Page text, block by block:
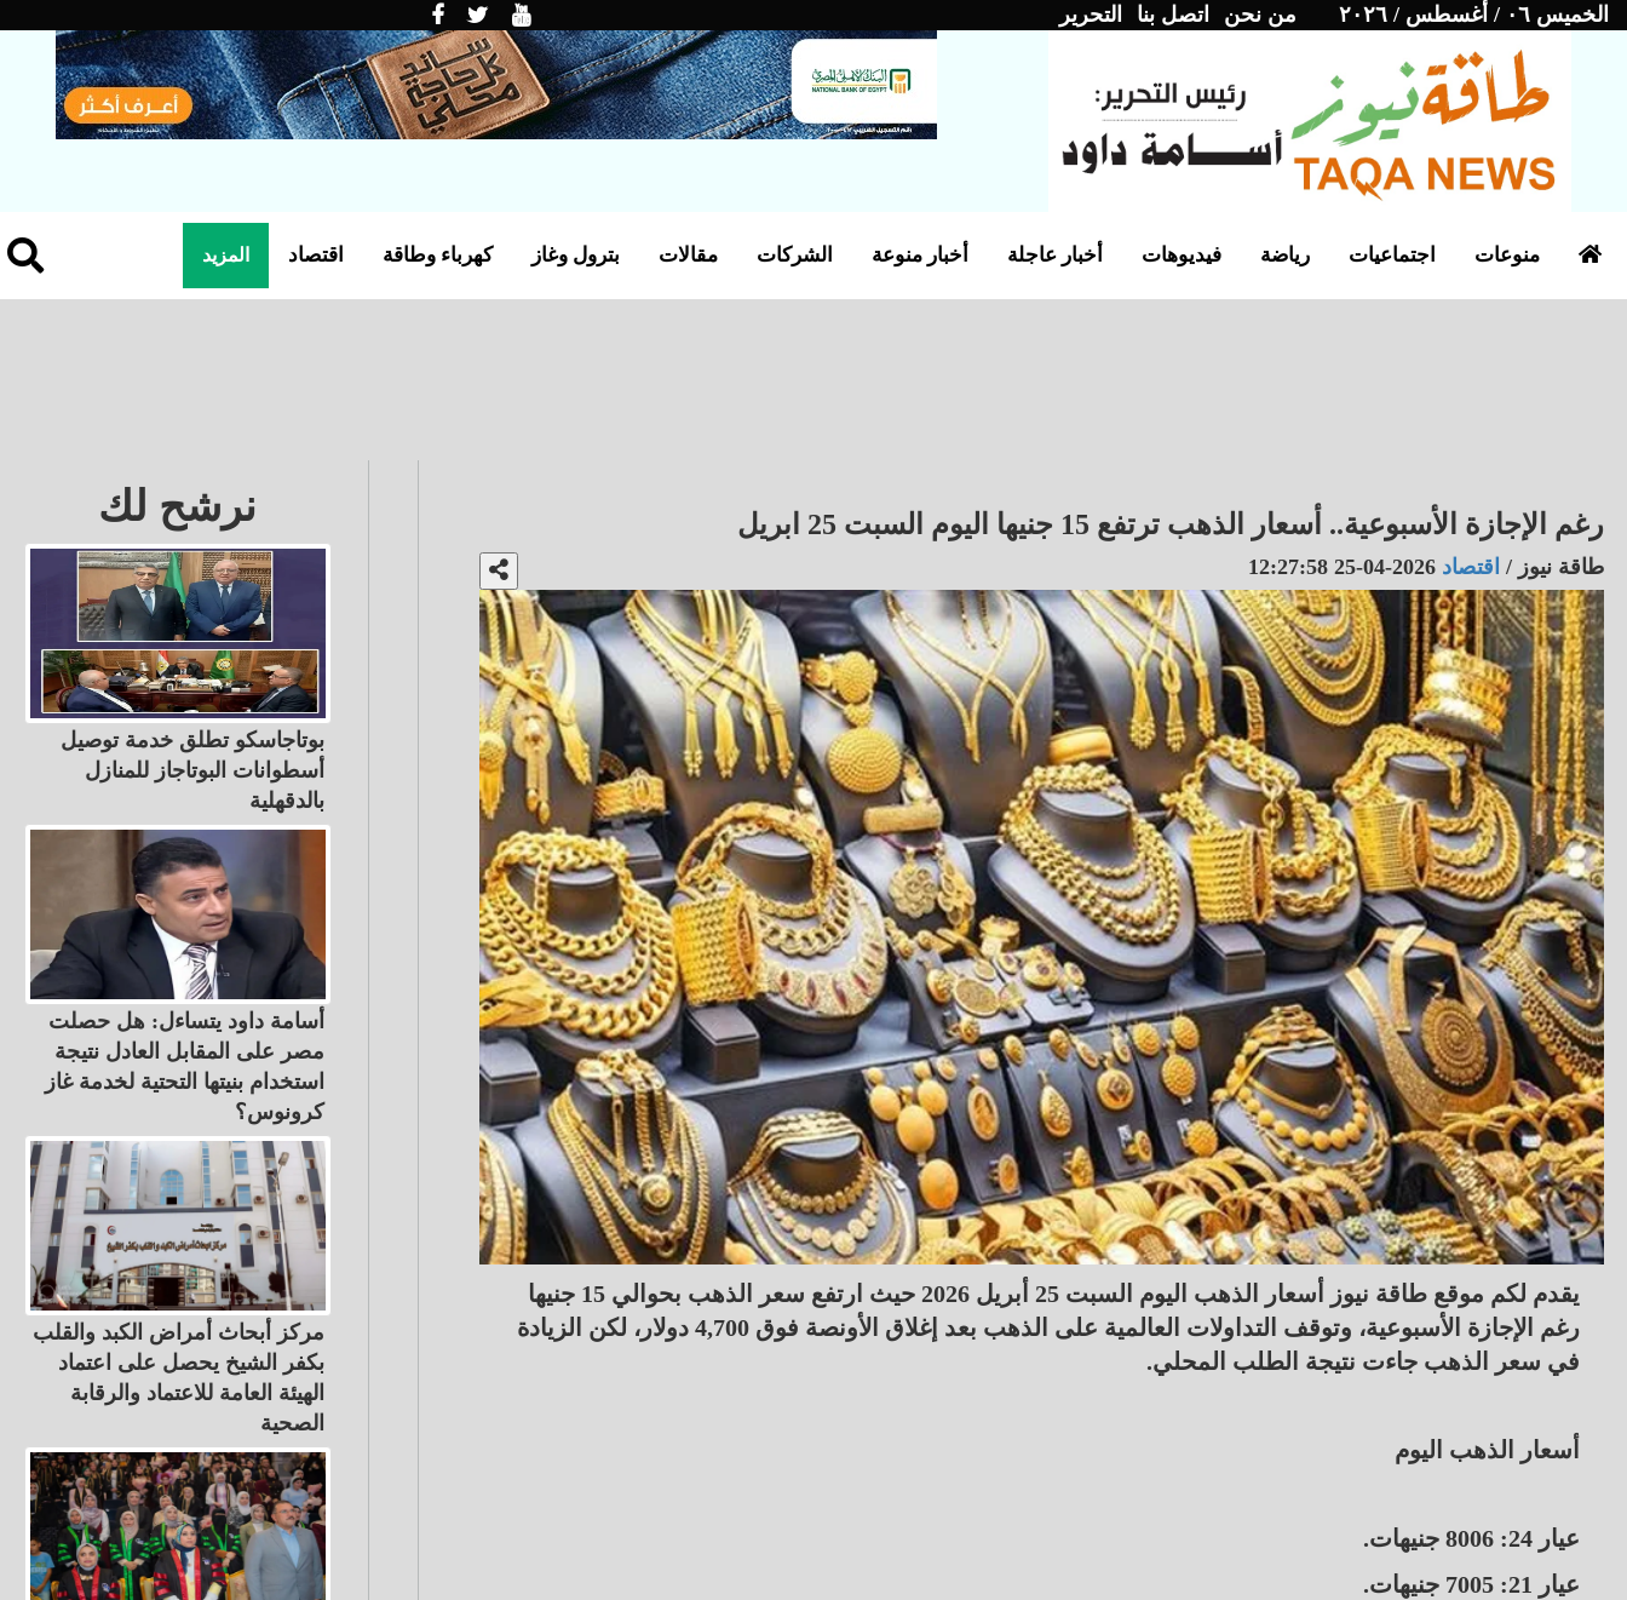
الخميس ٠٦ / أغسطس / ٢٠٢٦ من نحن اتصل بنا التحرير
المزيد اقتصاد كهرباء وطاقة بترول وغاز مقالات الشركات أخبار منوعة أخبار عاجلة فيديوهات رياضة اجتماعيات منوعات
رغم الإجازة الأسبوعية.. أسعار الذهب ترتفع 15 جنيها اليوم السبت 25 ابريل
طاقة نيوز / اقتصاد2026-04-25 12:27:58
يقدم لكم موقع طاقة نيوز أسعار الذهب اليوم السبت 25 أبريل 2026 حيث ارتفع سعر الذهب بحوالي 15 جنيها
رغم الإجازة الأسبوعية، وتوقف التداولات العالمية على الذهب بعد إغلاق الأونصة فوق 4,700 دولار، لكن الزيادة
في سعر الذهب جاءت نتيجة الطلب المحلي.
أسعار الذهب اليوم
عيار 24: 8006 جنيهات.
عيار 21: 7005 جنيهات.
نرشح لك
بوتاجاسكو تطلق خدمة توصيل
أسطوانات البوتاجاز للمنازل
بالدقهلية
أسامة داود يتساءل: هل حصلت
مصر على المقابل العادل نتيجة
استخدام بنيتها التحتية لخدمة غاز
كرونوس؟
مركز أبحاث أمراض الكبد والقلب
بكفر الشيخ يحصل على اعتماد
الهيئة العامة للاعتماد والرقابة
الصحية